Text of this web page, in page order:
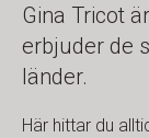
Gina Tricot
erbjuder de
länder.
Här hittar du